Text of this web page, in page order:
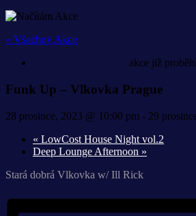
« Všechny Akce
akce již
Funk Up – Vlkovka Prague
28 prosince, 2023 @ 10:00 pm - 29
« LowCost House Night vol.2
Deep Lounge Afternoon »
Stará dobrá Vlkovka w/ Ill Rick